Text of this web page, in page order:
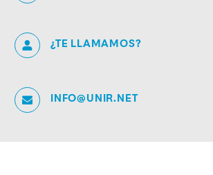
¿TE LLAMAMOS?
INFO@UNIR.NET